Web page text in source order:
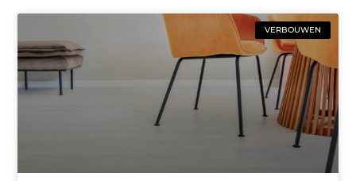
VERBOUWEN